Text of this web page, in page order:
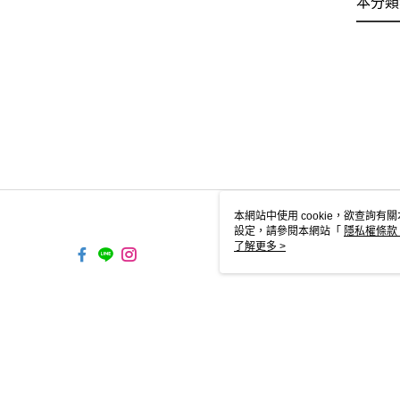
本網站中使用 cookie，欲查詢有
設定，請參閱本網站「 隱私權條款
使用 cookie。
了解更多 >